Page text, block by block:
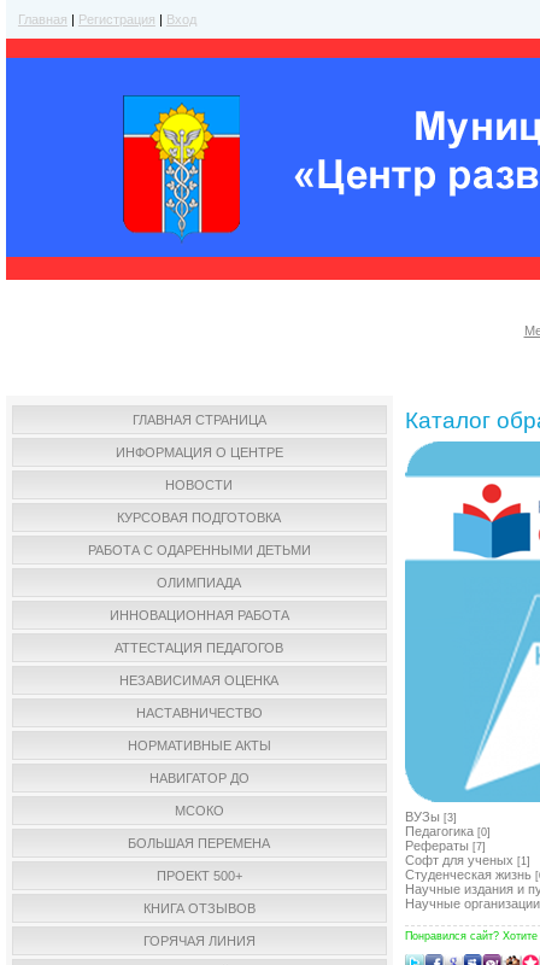
Главная | Регистрация | Вход
ГЛАВНАЯ СТРАНИЦА
ИНФОРМАЦИЯ О ЦЕНТРЕ
НОВОСТИ
КУРСОВАЯ ПОДГОТОВКА
РАБОТА С ОДАРЕННЫМИ ДЕТЬМИ
ОЛИМПИАДА
ИННОВАЦИОННАЯ РАБОТА
АТТЕСТАЦИЯ ПЕДАГОГОВ
НЕЗАВИСИМАЯ ОЦЕНКА
НАСТАВНИЧЕСТВО
НОРМАТИВНЫЕ АКТЫ
НАВИГАТОР ДО
МСОКО
БОЛЬШАЯ ПЕРЕМЕНА
ПРОЕКТ 500+
КНИГА ОТЗЫВОВ
ГОРЯЧАЯ ЛИНИЯ
Каталог
ВУЗы [3]
Педагогика [0]
Рефераты [7]
Софт для ученых [1]
Студенческая жизнь
Научные издания и
Научные организации
Понравился сайт?